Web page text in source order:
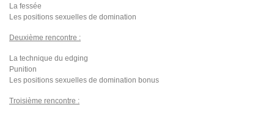
La fessée
Les positions sexuelles de domination
Deuxième rencontre :
La technique du edging
Punition
Les positions sexuelles de domination bonus
Troisième rencontre :